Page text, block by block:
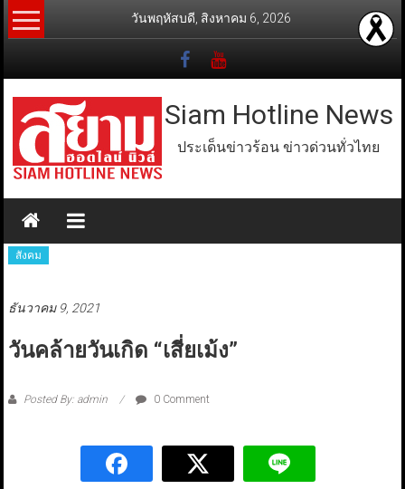
Skip
to
วันพฤหัสบดี, สิงหาคม 6, 2026
Siam Hotline News
ประเด็นข่าวร้อน ข่าวด่วนทั่วไทย
สังคม
ธันวาคม 9, 2021
วันคล้ายวันเกิด “เสี่ยเม้ง”
Posted By: admin 0 Comment